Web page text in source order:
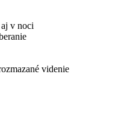
aj v noci
videnie